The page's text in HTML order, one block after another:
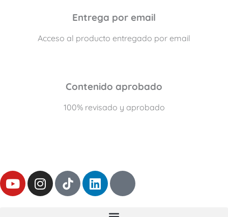
Entrega por email
Acceso al producto entregado por email
Contenido aprobado
100% revisado y aprobado
Y
o
I
n
L
i
T